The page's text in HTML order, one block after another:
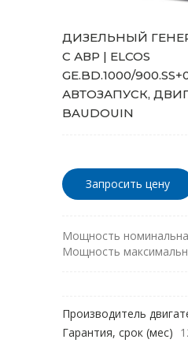
ДИЗЕЛЬНЫЙ
С АВР | ELCOS
GE.BD.1000/
АВТОЗАПУСК,
BAUDOUIN
Запросить цену
Мощность
Мощность
Производитель
Гарантия, срок (мес)